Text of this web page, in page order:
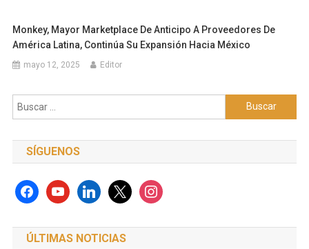
Monkey, Mayor Marketplace De Anticipo A Proveedores De
América Latina, Continúa Su Expansión Hacia México
mayo 12, 2025 Editor
Buscar:
SÍGUENOS
facebookyoutubelinkedinx instagram
ÚLTIMAS NOTICIAS